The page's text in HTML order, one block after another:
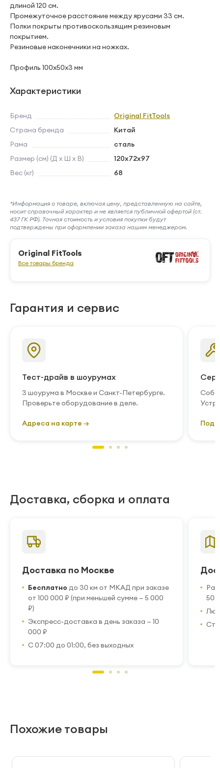
длиной 120 см.
Промежуточное расстояние между ярусами 33 см.
Полки покрыты противоскользящим резиновым
покрытием.
Резиновые наконечники на ножках.
Профиль 100х50х3 мм
Характеристики
Бренд
Original FitTools
Страна бренда
Китай
Рама
сталь
Размер (см) (Д х Ш х В)
120х72х97
Вес (кг)
68
*Информация о товаре, включая цену, представленную на сайте,
носит справочный характер и не является публичной офертой (ст.
437 ГК РФ). Точная стоимость и условия покупки будут
подтверждены при оформлении заказа нашим менеджером.
Original FitTools
Все товары бренда
Гарантия и сервис
Тест-драйв в шоурумах
3 шоурума в Москве и Санкт-Петербурге.
Проверьте оборудование в деле.
Адреса на карте →
Доставка, сборка и оплата
Доставка по Москве
Бесплатно до 30 км от МКАД при заказе
от 100 000 ₽ (при меньшей сумме — 5 000
₽)
Экспресс-доставка в день заказа — 10
000 ₽
С 07:00 до 01:00, без выходных
50
Похожие товары